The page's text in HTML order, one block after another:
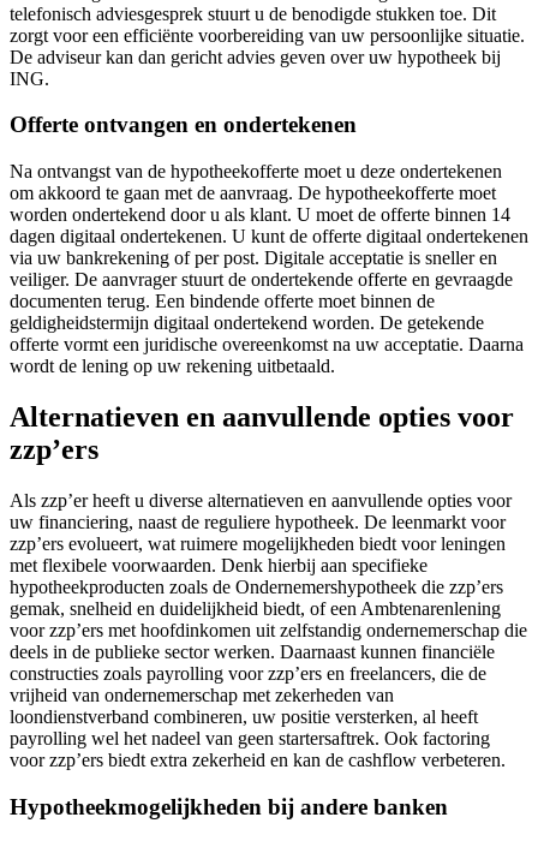
telefonisch adviesgesprek stuurt u de benodigde stukken toe. Dit
zorgt voor een efficiënte voorbereiding van uw persoonlijke situatie.
De adviseur kan dan gericht advies geven over uw hypotheek bij
ING.
Offerte ontvangen en ondertekenen
Na ontvangst van de hypotheekofferte moet u deze ondertekenen
om akkoord te gaan met de aanvraag. De hypotheekofferte moet
worden ondertekend door u als klant. U moet de offerte binnen 14
dagen digitaal ondertekenen. U kunt de offerte digitaal ondertekenen
via uw bankrekening of per post. Digitale acceptatie is sneller en
veiliger. De aanvrager stuurt de ondertekende offerte en gevraagde
documenten terug. Een bindende offerte moet binnen de
geldigheidstermijn digitaal ondertekend worden. De getekende
offerte vormt een juridische overeenkomst na uw acceptatie. Daarna
wordt de lening op uw rekening uitbetaald.
Alternatieven en aanvullende opties voor
zzp’ers
Als zzp’er heeft u diverse alternatieven en aanvullende opties voor
uw financiering, naast de reguliere hypotheek. De leenmarkt voor
zzp’ers evolueert, wat ruimere mogelijkheden biedt voor leningen
met flexibele voorwaarden. Denk hierbij aan specifieke
hypotheekproducten zoals de Ondernemershypotheek die zzp’ers
gemak, snelheid en duidelijkheid biedt, of een Ambtenarenlening
voor zzp’ers met hoofdinkomen uit zelfstandig ondernemerschap die
deels in de publieke sector werken. Daarnaast kunnen financiële
constructies zoals payrolling voor zzp’ers en freelancers, die de
vrijheid van ondernemerschap met zekerheden van
loondienstverband combineren, uw positie versterken, al heeft
payrolling wel het nadeel van geen startersaftrek. Ook factoring
voor zzp’ers biedt extra zekerheid en kan de cashflow verbeteren.
Hypotheekmogelijkheden bij andere banken